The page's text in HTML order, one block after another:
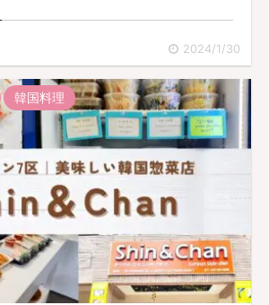
2024/1/30
韓国料理